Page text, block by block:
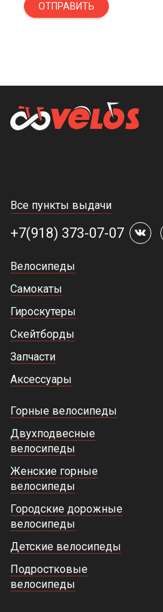
ОТПРАВИТЬ
Все пункты выдачи
+7(918) 373-07-07
Велосипеды
Самокаты
Гироскутеры
Скейтборды
Запчасти
Аксессуары
Горные велосипеды
Двухподвесные
велосипеды
Женские горные
велосипеды
Городские дорожные
велосипеды
Детские велосипеды
Подростковые
велосипеды